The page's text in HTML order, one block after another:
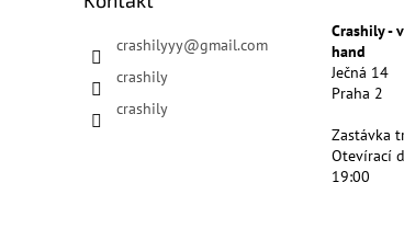
crashilyyy@gmail.com
crashily
crashily
Crashily -
hand
Ječná 14
Praha 2
Zastávka
Otevírací
19:00